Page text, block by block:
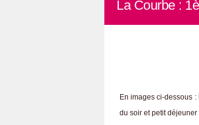
La Courbe :
En images ci-dessous
du soir et petit